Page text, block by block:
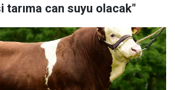
tarıma can suyu olacak"